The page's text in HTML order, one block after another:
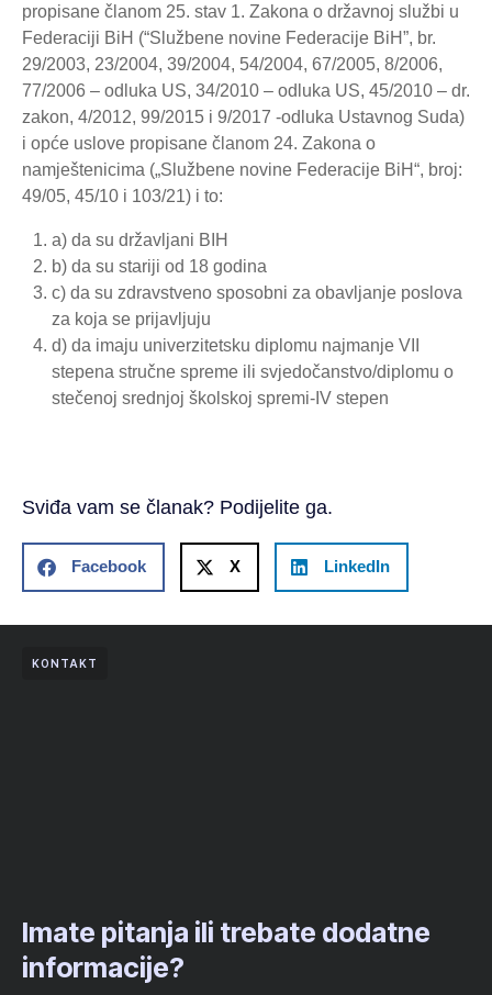
propisane članom 25. stav 1. Zakona o državnoj službi u
Federaciji BiH (“Službene novine Federacije BiH”, br.
29/2003, 23/2004, 39/2004, 54/2004, 67/2005, 8/2006,
77/2006 – odluka US, 34/2010 – odluka US, 45/2010 – dr.
zakon, 4/2012, 99/2015 i 9/2017 -odluka Ustavnog Suda)
i opće uslove propisane članom 24. Zakona o
namještenicima („Službene novine Federacije BiH“, broj:
49/05, 45/10 i 103/21) i to:
a) da su državljani BIH
b) da su stariji od 18 godina
c) da su zdravstveno sposobni za obavljanje poslova
za koja se prijavljuju
d) da imaju univerzitetsku diplomu najmanje VII
stepena stručne spreme ili svjedočanstvo/diplomu o
stečenoj srednjoj školskoj spremi-IV stepen
Sviđa vam se članak? Podijelite ga.
Facebook X LinkedIn
KONTAKT
Imate pitanja ili trebate dodatne
informacije?